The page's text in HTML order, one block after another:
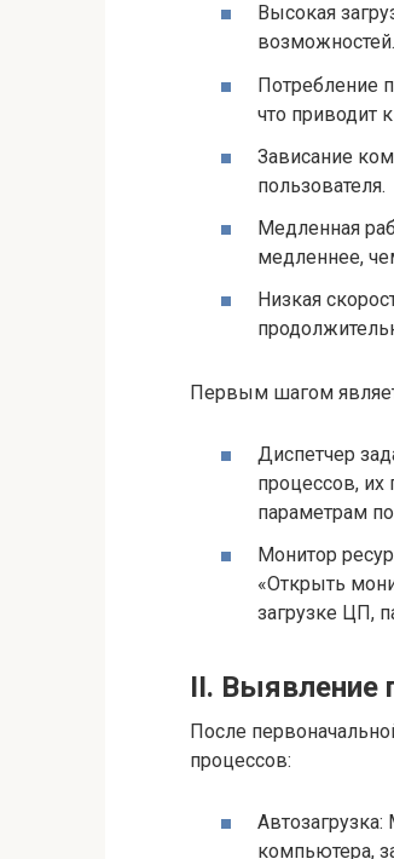
Высокая
возможностей.
Потребление
что приводит
Зависание
пользователя.
Медленная
медленнее,
Низкая
Первым шагом
Диспетчер
процессов, их
параметрам
Монитор
«Открыть
загрузке ЦП,
II. Выявление
После
процессов:
компьютера,